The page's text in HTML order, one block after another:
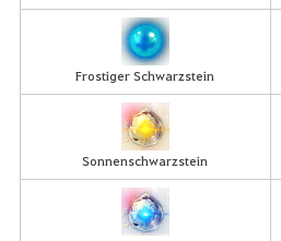
Frostiger Schwarzstein
Sonnenschwarzstein